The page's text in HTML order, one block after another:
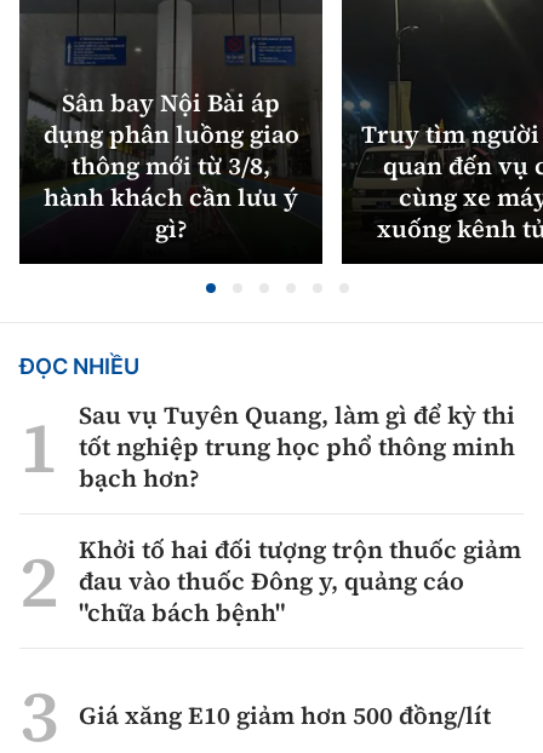
Sân bay Nội Bài áp
dụng phân luồng giao
thông mới từ 3/8,
hành khách cần lưu ý
gì?
Truy tìm
quan đến vụ
cùng xe
xuống kênh
ĐỌC NHIỀU
Sau vụ Tuyên Quang, làm gì để kỳ thi
tốt nghiệp trung học phổ thông minh
bạch hơn?
Khởi tố hai đối tượng trộn thuốc giảm
đau vào thuốc Đông y, quảng cáo
"chữa bách bệnh"
Giá xăng E10 giảm hơn 500 đồng/lít